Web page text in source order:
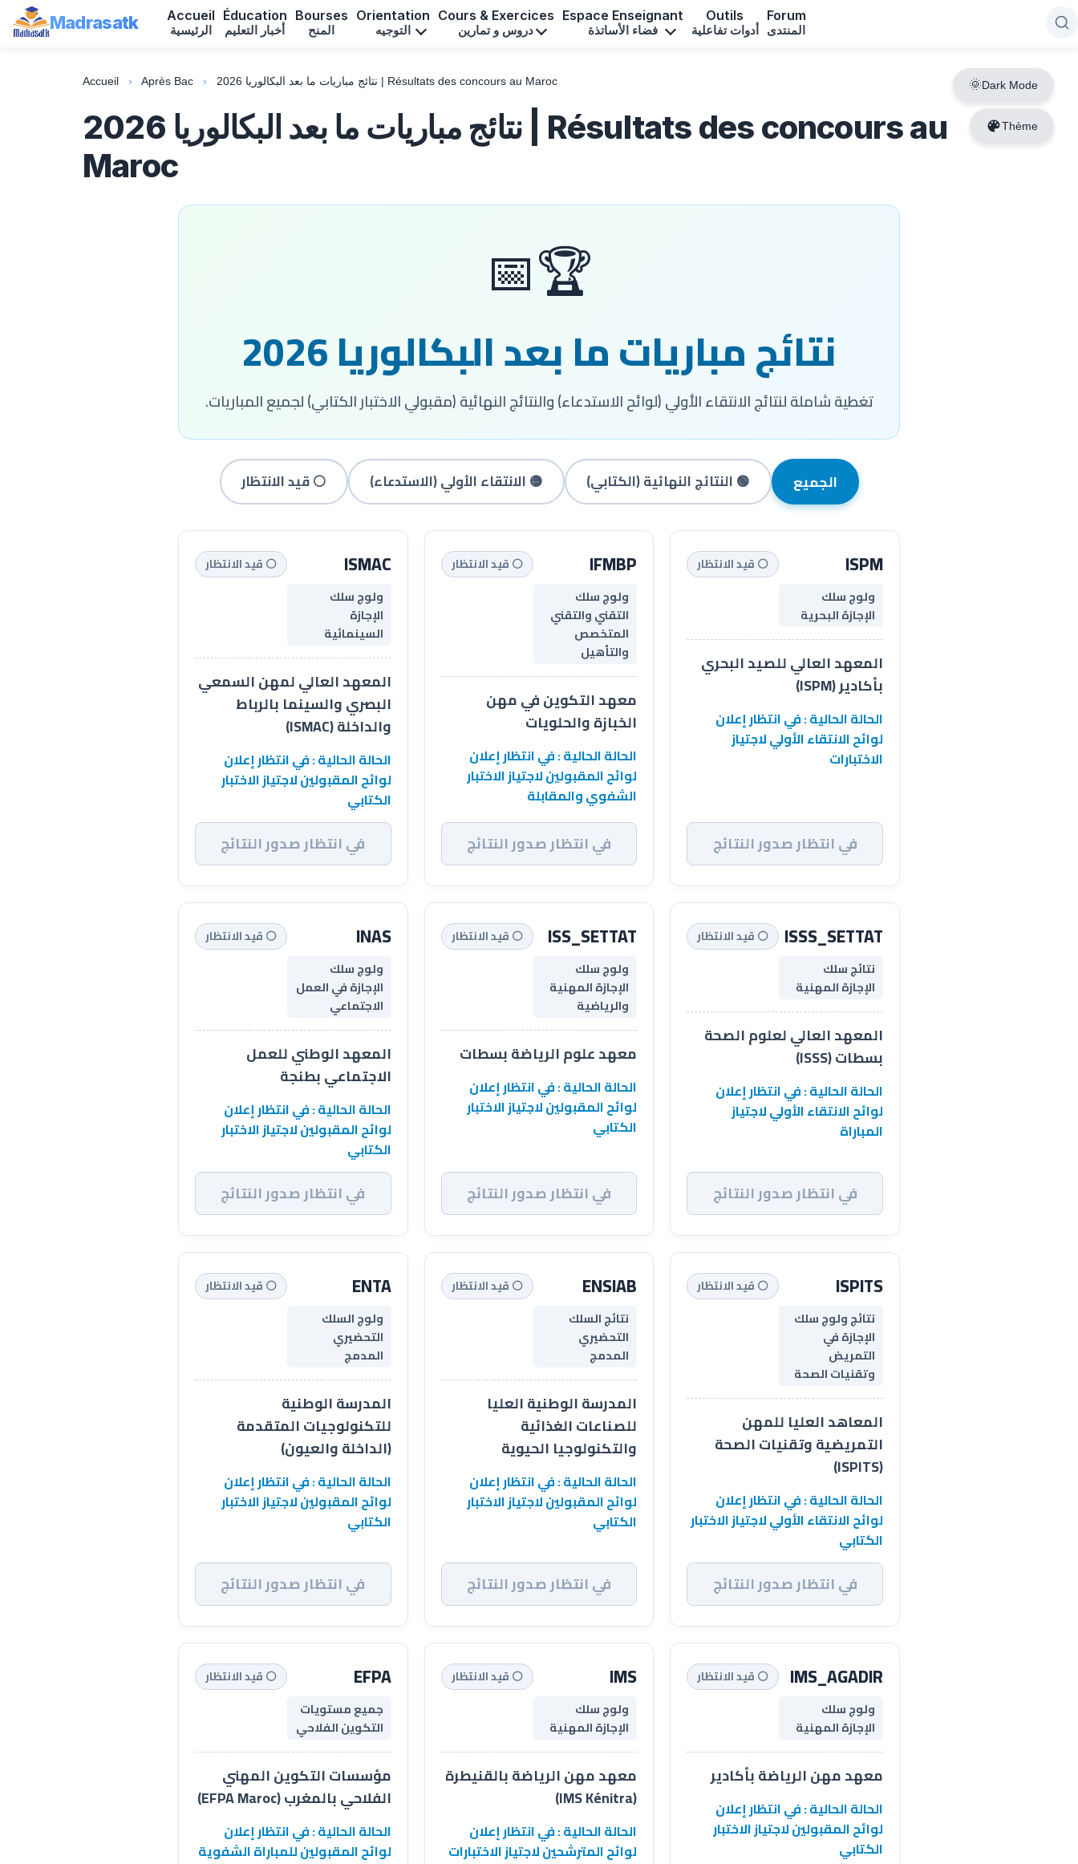
Madrasatk Accueil
الرئيسية
Éducation
أخبار التعليم
Bourses
المنح
Orientation
التوجيه
Cours & Exercices
دروس و تمارين
Espace Enseignant
فضاء الأساتذة
Outils
أدوات تفاعلية
Forum
المنتدى
Dark Mode
Thème
Accueil › Après Bac › نتائج مباريات ما بعد البكالوريا 2026 | Résultats des concours au Maroc
نتائج مباريات ما بعد البكالوريا 2026 | Résultats des concours au
Maroc
🏆📅
نتائج مباريات ما بعد البكالوريا 2026
تغطية شاملة لنتائج الانتقاء الأولي (لوائح الاستدعاء) والنتائج النهائية (مقبولي الاختبار الكتابي) لجميع المباريات.
الجميع 🟢 النتائج النهائية (الكتابي) 🟡 الانتقاء الأولي (الاستدعاء) ⚪ قيد الانتظار
ISPM
ولوج سلك
الإجازة البحرية
⚪ قيد الانتظار
المعهد العالي للصيد البحري
بأكادير (ISPM)
الحالة الحالية : في انتظار إعلان
لوائح الانتقاء الأولي لاجتياز
الاختبارات
في انتظار صدور النتائج
IFMBP
ولوج سلك
التقني والتقني
المتخصص
والتأهيل
⚪ قيد الانتظار
معهد التكوين في مهن
الخبازة والحلويات
الحالة الحالية : في انتظار إعلان
لوائح المقبولين لاجتياز الاختبار
الشفوي والمقابلة
في انتظار صدور النتائج
ISMAC
ولوج سلك
الإجازة
السينمائية
⚪ قيد الانتظار
المعهد العالي لمهن السمعي
البصري والسينما بالرباط
والداخلة (ISMAC)
الحالة الحالية : في انتظار إعلان
لوائح المقبولين لاجتياز الاختبار
الكتابي
في انتظار صدور النتائج
ISSS_SETTAT
نتائج سلك
الإجازة المهنية
⚪ قيد الانتظار
المعهد العالي لعلوم الصحة
بسطات (ISSS)
الحالة الحالية : في انتظار إعلان
لوائح الانتقاء الأولي لاجتياز
المباراة
في انتظار صدور النتائج
ISS_SETTAT
ولوج سلك
الإجازة المهنية
والرياضية
⚪ قيد الانتظار
معهد علوم الرياضة بسطات
الحالة الحالية : في انتظار إعلان
لوائح المقبولين لاجتياز الاختبار
الكتابي
في انتظار صدور النتائج
INAS
ولوج سلك
الإجازة في العمل
الاجتماعي
⚪ قيد الانتظار
المعهد الوطني للعمل
الاجتماعي بطنجة
الحالة الحالية : في انتظار إعلان
لوائح المقبولين لاجتياز الاختبار
الكتابي
في انتظار صدور النتائج
ISPITS
نتائج ولوج سلك
الإجازة في
التمريض
وتقنيات الصحة
⚪ قيد الانتظار
المعاهد العليا للمهن
التمريضية وتقنيات الصحة
(ISPITS)
الحالة الحالية : في انتظار إعلان
لوائح الانتقاء الأولي لاجتياز الاختبار
الكتابي
في انتظار صدور النتائج
ENSIAB
نتائج السلك
التحضيري
المدمج
⚪ قيد الانتظار
المدرسة الوطنية العليا
للصناعات الغذائية
والتكنولوجيا الحيوية
الحالة الحالية : في انتظار إعلان
لوائح المقبولين لاجتياز الاختبار
الكتابي
في انتظار صدور النتائج
ENTA
ولوج السلك
التحضيري
المدمج
⚪ قيد الانتظار
المدرسة الوطنية
للتكنولوجيات المتقدمة
(الداخلة والعيون)
الحالة الحالية : في انتظار إعلان
لوائح المقبولين لاجتياز الاختبار
الكتابي
في انتظار صدور النتائج
IMS_AGADIR
ولوج سلك
الإجازة المهنية
⚪ قيد الانتظار
معهد مهن الرياضة بأكادير
الحالة الحالية : في انتظار إعلان
لوائح المقبولين لاجتياز الاختبار
الكتابي
IMS
ولوج سلك
الإجازة المهنية
⚪ قيد الانتظار
معهد مهن الرياضة بالقنيطرة
(IMS Kénitra)
الحالة الحالية : في انتظار إعلان
لوائح المترشحين لاجتياز الاختبارات
EFPA
جميع مستويات
التكوين الفلاحي
⚪ قيد الانتظار
مؤسسات التكوين المهني
الفلاحي بالمغرب (EFPA Maroc)
الحالة الحالية : في انتظار إعلان
لوائح المقبولين للمباراة الشفوية